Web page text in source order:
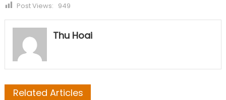
Post Views: 949
Thu Hoai
Related Articles